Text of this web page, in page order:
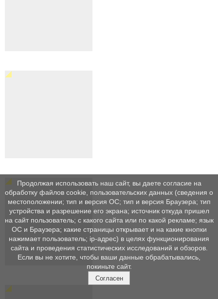
Продолжая использовать наш сайт, вы даете согласие на
обработку файлов cookie, пользовательских данных (сведения о
местоположении; тип и версия ОС; тип и версия Браузера; тип
устройства и разрешение его экрана; источник откуда пришел
на сайт пользователь; с какого сайта или по какой рекламе; язык
ОС и Браузера; какие страницы открывает и на какие кнопки
нажимает пользователь; ip-адрес) в целях функционирования
сайта и проведения статистических исследований и обзоров.
Если вы не хотите, чтобы ваши данные обрабатывались,
покиньте сайт.
Согласен